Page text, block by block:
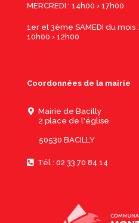
MERCREDI : 14h00 › 17h00
1er et 3ème SAMEDI du mois :
10h00 › 12h00
Coordonnées de la mairie
Mairie de Bacilly
2 place de l'église
50530 BACILLY
Tél : 02 33 70 84 14